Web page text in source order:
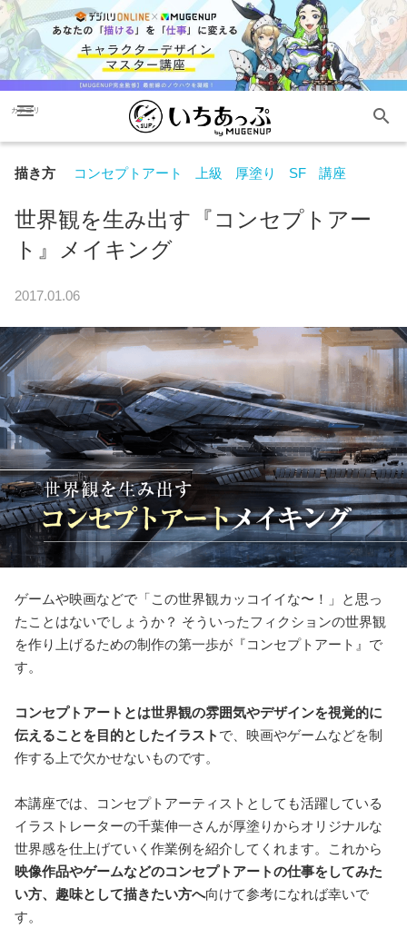
menu
カテゴリ search
描き方 コンセプトアート 上級 厚塗り SF 講座
世界観を生み出す『コンセプトアー
ト』メイキング
2017.01.06
ゲームや映画などで「この世界観カッコイイな〜！」と思っ
たことはないでしょうか？ そういったフィクションの世界観
を作り上げるための制作の第一歩が『コンセプトアート』で
す。
コンセプトアートとは世界観の雰囲気やデザインを視覚的に
伝えることを目的としたイラスト で、映画やゲームなどを制
作する上で欠かせないものです。
本講座では、コンセプトアーティストとしても活躍している
イラストレーターの千葉伸一さんが厚塗りからオリジナルな
世界感を仕上げていく作業例を紹介してくれます。これから
映像作品やゲームなどのコンセプトアートの仕事をしてみた
い方、趣味として描きたい方へ向けて参考になれば幸いで
す。